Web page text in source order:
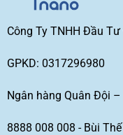
Công Ty TNHH Đầu
GPKD: 0317296980
Ngân hàng Quân Đội
8888 008 008 - Bùi